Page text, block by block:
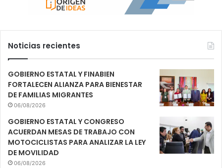
Noticias recientes
GOBIERNO ESTATAL Y FINABIEN
FORTALECEN ALIANZA PARA BIENESTAR
DE FAMILIAS MIGRANTES
06/08/2026
GOBIERNO ESTATAL Y CONGRESO
ACUERDAN MESAS DE TRABAJO CON
MOTOCICLISTAS PARA ANALIZAR LA LEY
DE MOVILIDAD
06/08/2026